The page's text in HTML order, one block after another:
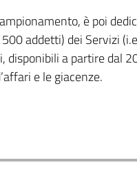
è poi
addetti) dei Servizi
disponibili a partire dal
e le giacenze.